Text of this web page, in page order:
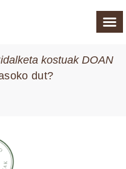
dut?
kostuak DOAN